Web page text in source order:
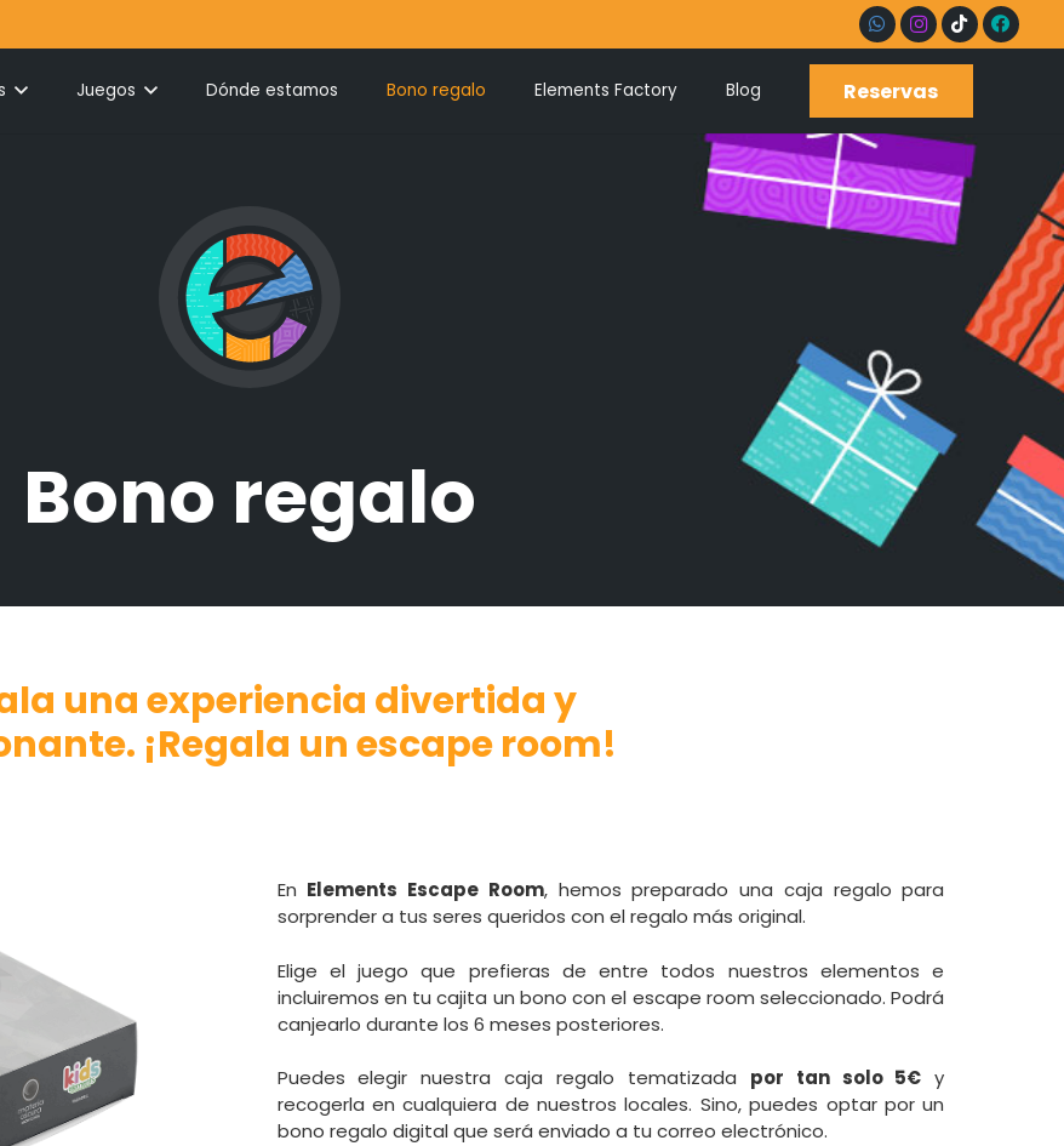
Juegos Dónde estamos Bono regalo Elements Factory Blog Reservas
Bono regalo
una experiencia divertida y
¡Regala un escape room!
En Elements Escape Room, hemos preparado una caja regalo para
sorprender a tus seres queridos con el regalo más original.
Elige el juego que prefieras de entre todos nuestros elementos e
incluiremos en tu cajita un bono con el escape room seleccionado. Podrá
canjearlo durante los 6 meses posteriores.
Puedes elegir nuestra caja regalo tematizada por tan solo 5€ y
recogerla en cualquiera de nuestros locales. Sino, puedes optar por un
bono regalo digital que será enviado a tu correo electrónico.